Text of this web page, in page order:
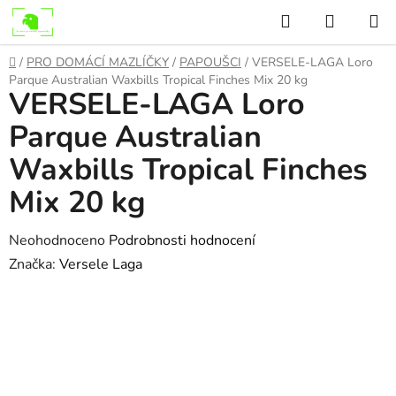
Přejít
na
obsah
Hledat
KOŠÍK
Domů
/ PRO DOMÁCÍ MAZLÍČKY / PAPOUŠCI / VERSELE-LAGA Loro
Parque Australian Waxbills Tropical Finches Mix 20 kg
VERSELE-LAGA Loro
Parque Australian
Waxbills Tropical Finches
Mix 20 kg
Průměrné
hodnocení
Neohodnoceno Podrobnosti hodnocení
Značka: Versele Laga